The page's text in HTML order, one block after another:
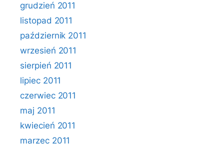
grudzień 2011
listopad 2011
październik 2011
wrzesień 2011
sierpień 2011
lipiec 2011
czerwiec 2011
maj 2011
kwiecień 2011
marzec 2011